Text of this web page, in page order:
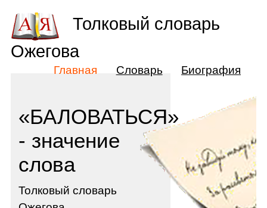
«БАЛОВАТЬСЯ»
- значение
слова
Толковый словарь
Толковый словарь
Ожегова
Главная Словарь Биография